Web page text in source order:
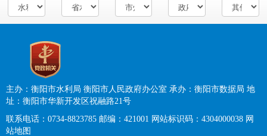
主办：衡阳市水利局 衡阳市人民政府办公室 承办：衡阳市数据局 地
址：衡阳市华新开发区祝融路21号
联系电话：0734-8823785 邮编：421001 网站标识码：4304000038 网
站地图